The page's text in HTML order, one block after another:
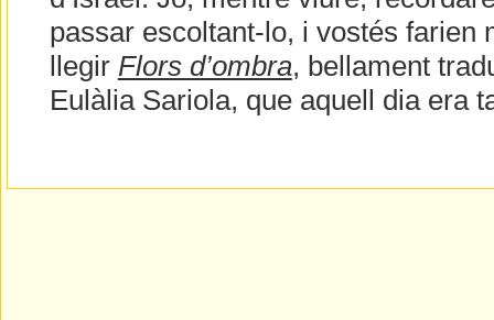
passar escoltant-lo, i vostés farien
llegir Flors d’ombra, bellament
Eulàlia Sariola, que aquell dia era